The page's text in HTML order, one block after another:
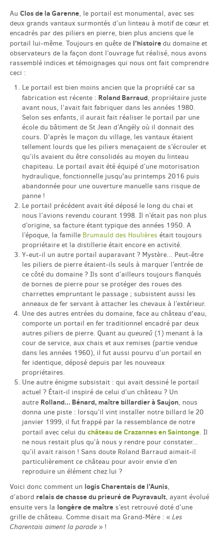
Com
English
Au Clos de la Garenne, le portail est monumental, avec ses
deux grands vantaux surmontés d’un linteau à motif de cœur et
encadrés par des piliers en pierre, bien plus anciens que le
portail lui-même. Toujours en quête de l’histoiredu domaine et
observateurs de la façon dont l’ouvrage fut réalisé, nous avons
rassemblé indices et témoignages qui nous ont fait comprendre
ceci :
Le portail est bien moins ancien que la propriété car sa
fabrication est récente : Roland Barraud, propriétaire juste
avant nous, l’avait fait fabriquer dans les années 1980.
Selon ses enfants, il aurait fait réaliser le portail par une
école du bâtiment de St Jean d’Angély où il donnait des
cours. D’après le maçon du village, les vantaux étaient
tellement lourds que les piliers menaçaient de s’écrouler et
qu’ils avaient du être consolidés au moyen du linteau
chapiteau. Le portail avait été équipé d’une motorisation
hydraulique, fonctionnelle jusqu'au printemps 2016 puis
abandonnée pour une ouverture manuelle sans risque de
panne !
Le portail précédent avait été déposé le long du chai et
nous l’avions revendu courant 1998. Il n’était pas non plus
d’origine, sa facture étant typique des années 1950. A
l’époque, la famille Brumauld des Houlières était toujours
propriétaire et la distillerie était encore en activité.
Y-eut-il un autre portail auparavant ? Mystère... Peut-être
les piliers de pierre étaient-ils seuls à marquer l’entrée de
ce côté du domaine ? Ils sont d’ailleurs toujours flanqués
de bornes de pierre pour se protéger des roues des
charrettes empruntant le passage ; subsistent aussi les
anneaux de fer servant à attacher les chevaux à l’extérieur.
Une des autres entrées du domaine, face au château d'eau,
comporte un portail en fer traditionnel encadré par deux
autres piliers de pierre. Quant au queureû (1) menant à la
cour de service, aux chais et aux remises (partie vendue
dans les années 1960), il fut aussi pourvu d’un portail en
fer identique, déposé depuis par les nouveaux
propriétaires.
Une autre énigme subsistait : qui avait dessiné le portail
actuel ? Était-il inspiré de celui d’un château ? Un
autre Rolland... Bénard, maître billardier à Saujon, nous
donna une piste : lorsqu’il vint installer notre billard le 20
janvier 1999, il fut frappé par la ressemblance de notre
portail avec celui du château de Crazannes en Saintonge. Il
ne nous restait plus qu’à nous y rendre pour constater...
qu’il avait raison ! Sans doute Roland Barraud aimait-il
particulièrement ce château pour avoir envie d’en
reproduire un élément chez lui ?
Voici donc comment un logis Charentais de l’Aunis,
d’abord relais de chasse du prieuré de Puyravault, ayant évolué
ensuite vers la longère de maître s’est retrouvé doté d’une
grille de château. Comme disait ma Grand-Mère : « Les
Charentais aiment la parade » !